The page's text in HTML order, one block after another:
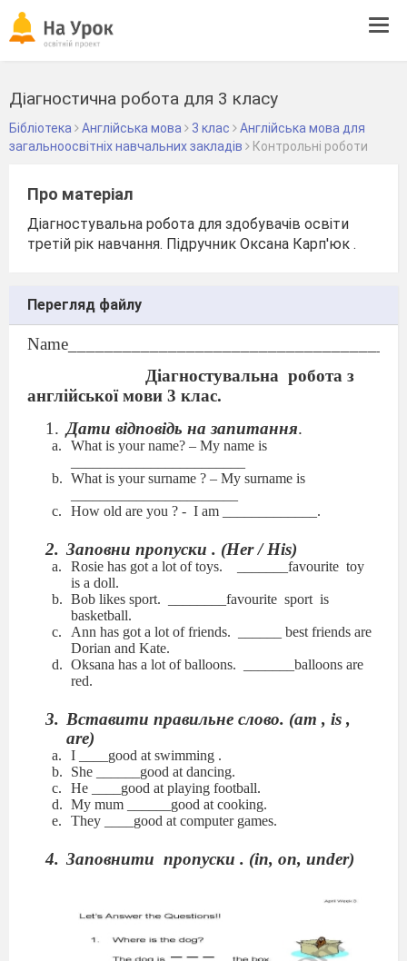
Діагностична робота для 3 класу
Бібліотека Англійська мова 3 клас
Англійська мова для
загальноосвітніх навчальних закладів
Контрольні роботи
Про матеріал
Діагностувальна робота для здобувачів освіти
третій рік навчання. Підручник Оксана Карп'юк .
Перегляд файлу
Діагностувальна робота з
англійської мови 3 клас.
Дати відповідь на запитання.
What is your name? – My name is
What is your surname ? – My surname is
How old are you ? - I am _____________.
Заповни пропуски . (Her / His)
Rosie has got a lot of toys. _______favourite toy
is a doll.
Bob likes sport. ________favourite sport is
basketball.
Ann has got a lot of friends. ______ best friends are
Dorian and Kate.
Oksana has a lot of balloons. _______balloons are
red.
Вставити правильне слово. (am , is ,
are)
I ____good at swimming .
She ______good at dancing.
He ____good at playing football.
My mum ______good at cooking.
They ____good at computer games.
Заповнити пропуски . (in, on, under)